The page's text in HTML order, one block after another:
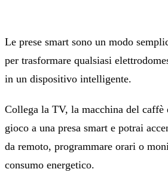
Le prese smart sono un modo
per trasformare qualsiasi
in un dispositivo intelligente.
Collega la TV, la macchina del caffè
gioco a una presa smart e potrai
da remoto, programmare orari o
consumo energetico.